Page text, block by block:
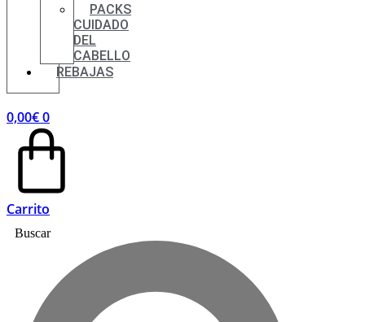
PACKS
CUIDADO
DEL
CABELLO
REBAJAS
0,00€0
Carrito
Buscar